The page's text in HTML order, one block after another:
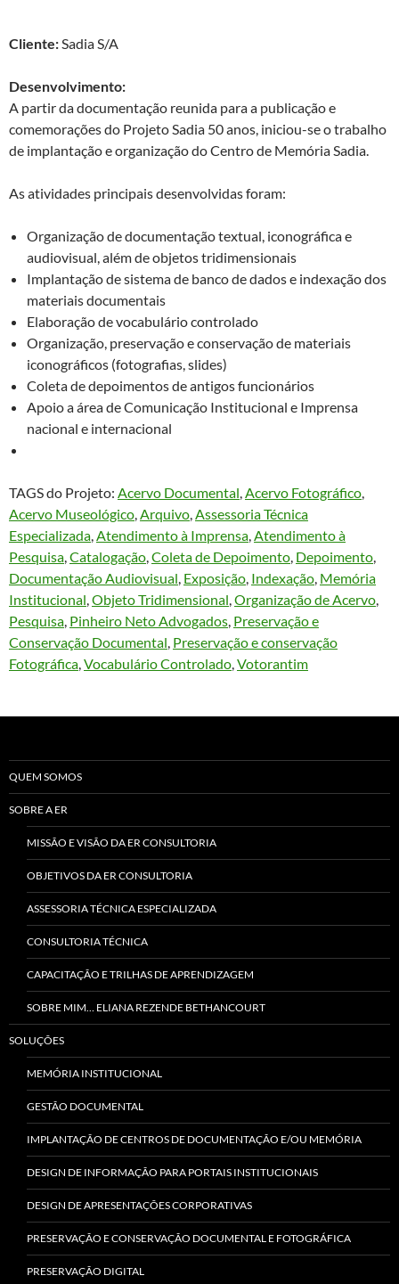
Cliente:Sadia S/A
Desenvolvimento:
A partir da documentação reunida para a publicação e
comemorações do Projeto Sadia 50 anos, iniciou-se o trabalho
de implantação e organização do Centro de Memória Sadia.
As atividades principais desenvolvidas foram:
Organização de documentação textual, iconográfica e
audiovisual, além de objetos tridimensionais
Implantação de sistema de banco de dados e indexação dos
materiais documentais
Elaboração de vocabulário controlado
Organização, preservação e conservação de materiais
iconográficos (fotografias, slides)
Coleta de depoimentos de antigos funcionários
Apoio a área de Comunicação Institucional e Imprensa
nacional e internacional
TAGS do Projeto: Acervo Documental, Acervo Fotográfico
Acervo Museológico, Arquivo, Assessoria Técnica
Especializada, Atendimento à Imprensa, Atendimento à
Pesquisa, Catalogação, Coleta de Depoimento, Depoimento
Documentação Audiovisual, Exposição, Indexação, Memória
Institucional, Objeto Tridimensional, Organização de Acervo
Pesquisa, Pinheiro Neto Advogados, Preservação e
Conservação Documental, Preservação e conservação
Fotográfica, Vocabulário Controlado, Votorantim
QUEM SOMOS
SOBRE A ER
MISSÃO E VISÃO DA ER CONSULTORIA
OBJETIVOS DA ER CONSULTORIA
ASSESSORIA TÉCNICA ESPECIALIZADA
CONSULTORIA TÉCNICA
CAPACITAÇÃO E TRILHAS DE APRENDIZAGEM
SOBRE MIM… ELIANA REZENDE BETHANCOURT
SOLUÇÕES
MEMÓRIA INSTITUCIONAL
GESTÃO DOCUMENTAL
IMPLANTAÇÃO DE CENTROS DE DOCUMENTAÇÃO E/OU MEMÓRIA
DESIGN DE INFORMAÇÃO PARA PORTAIS INSTITUCIONAIS
DESIGN DE APRESENTAÇÕES CORPORATIVAS
PRESERVAÇÃO E CONSERVAÇÃO DOCUMENTAL E FOTOGRÁFICA
PRESERVAÇÃO DIGITAL